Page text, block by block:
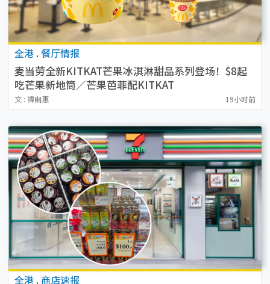
全港 . 餐厅情报
麦当劳全新KITKAT芒果冰淇淋甜品系列登场！$8起
吃芒果新地筒／芒果芭菲配KITKAT
文 : 譚幽惠 19小时前
全港 . 商店速报